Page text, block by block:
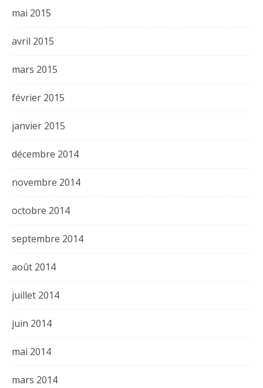
mai 2015
avril 2015
mars 2015
février 2015
janvier 2015
décembre 2014
novembre 2014
octobre 2014
septembre 2014
août 2014
juillet 2014
juin 2014
mai 2014
mars 2014